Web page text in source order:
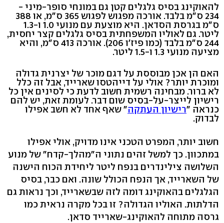
להאוקינג בסיס גלגלים קטן גם במונחי סופר-מיני -
234 ס"מ בלבד. אורכה מפגוש לפגוש 365 ס"מ, או 388
ס"מ בגרסת הסדאן. היא מוצעת עם מנועי 1.0 ו-1.3
ליטר. גם לאוליו המשפחתית בסיס גלגלים קצר יחסית,
244 ס"מ בלבד (כמו פיז'ו 206). אורכה 413 ס"מ, והיא
מציעה מנועי 1.3 ו-1.5 ליטר.
האם הן אכן מבוססת על דגם מוכר של יצרנית גדולה
ומוכרת יותר? אולי על דייהטסו שארייד, אבל זה כלל
לא ברור. מבחינה רשמית חשוב לדעת כי לסינים אין כל
רישיון לייצר-על-בסיס שום דבר. לעומת זאת, יש להם
כנראה "רישיון העתקה" שאף אחד לא חשב אפילו
לבדוק.
חשוב יותר, המפרט הטכני אינו מדויק, אולי אפילו
במתכוון. כך למשל זהים נתוני ה"מהלך-קדח" של מנוע
השלושה צילינדרים בנפח ליטר ליחידת הכוח הישנה
של השארייד, אך הנפח הכולל שונה. ואם כבר, בסיס
הגלגלים בהאוקינג דומה לזה שבשארייד, וכך נראות גם
הדלתות. האוליו הגדולה? זו בכל מקרה נראית כמו
גרסה מתוחה להאוקינג-שארייד סדאן.